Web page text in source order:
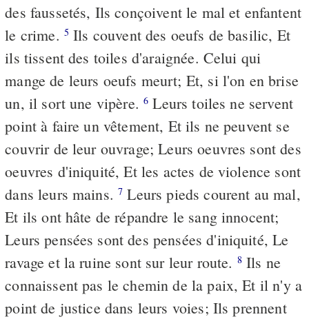
des faussetés, Ils conçoivent le mal et enfantent
le crime. 5 Ils couvent des oeufs de basilic, Et
ils tissent des toiles d'araignée. Celui qui
mange de leurs oeufs meurt; Et, si l'on en brise
un, il sort une vipère.6 Leurs toiles ne servent
point à faire un vêtement, Et ils ne peuvent se
couvrir de leur ouvrage; Leurs oeuvres sont des
oeuvres d'iniquité, Et les actes de violence sont
dans leurs mains.7 Leurs pieds courent au mal,
Et ils ont hâte de répandre le sang innocent;
Leurs pensées sont des pensées d'iniquité, Le
ravage et la ruine sont sur leur route. 8Ils ne
connaissent pas le chemin de la paix, Et il n'y a
point de justice dans leurs voies; Ils prennent